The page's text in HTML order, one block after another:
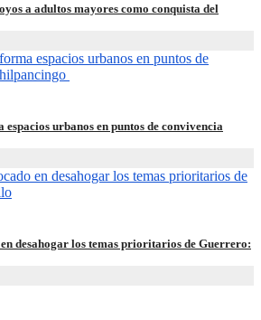
a adultos mayores como conquista del
urbanos en puntos de convivencia
desahogar los temas prioritarios de Guerrero: